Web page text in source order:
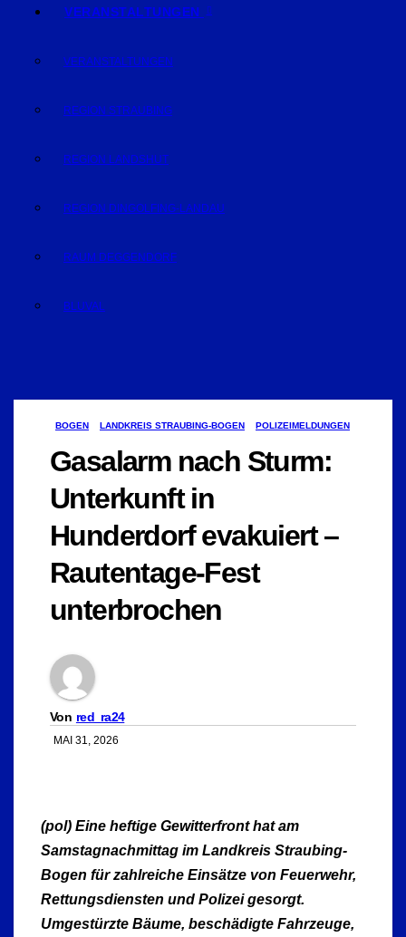
VERANSTALTUNGEN
VERANSTALTUNGEN
REGION STRAUBING
REGION LANDSHUT
REGION DINGOLFING-LANDAU
RAUM DEGGENDORF
BLUVAL
BOGEN LANDKREIS STRAUBING-BOGEN POLIZEIMELDUNGEN
Gasalarm nach Sturm:
Unterkunft in
Hunderdorf evakuiert –
Rautentage-Fest
unterbrochen
Von red_ra24
MAI 31, 2026
(pol) Eine heftige Gewitterfront hat am
Samstagnachmittag im Landkreis Straubing-
Bogen für zahlreiche Einsätze von Feuerwehr,
Rettungsdiensten und Polizei gesorgt.
Umgestürzte Bäume, beschädigte Fahrzeuge,